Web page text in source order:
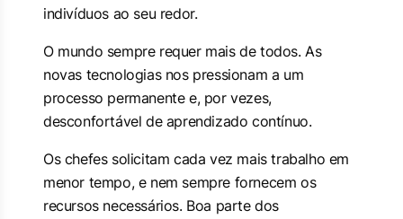
indivíduos ao seu redor.
O mundo sempre requer mais de todos. As
novas tecnologias nos pressionam a um
processo permanente e, por vezes,
desconfortável de aprendizado contínuo.
Os chefes solicitam cada vez mais trabalho em
menor tempo, e nem sempre fornecem os
recursos necessários. Boa parte dos